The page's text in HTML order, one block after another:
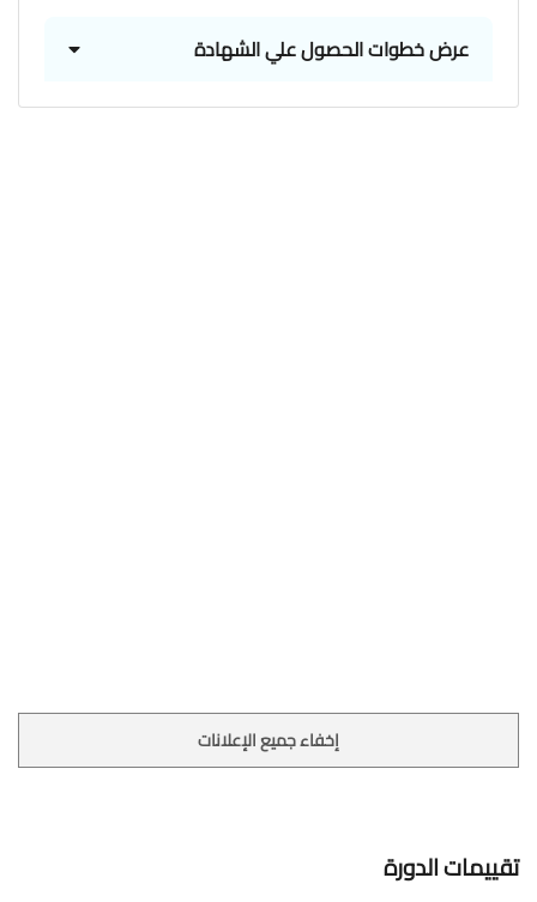
عرض خطوات الحصول علي الشهادة
إخفاء جميع الإعلانات
تقييمات الدورة